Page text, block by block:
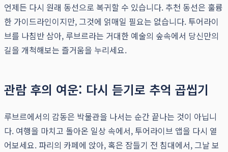
언제든 다시 원래 동선으로 복귀할 수 있습니다. 추천 동선은 훌륭
한 가이드라인이지만, 그것에 얽매일 필요는 없습니다. 투어라이
브를 나침반 삼아, 루브르라는 거대한 예술의 숲속에서 당신만의
길을 개척해보는 즐거움을 누리세요.
관람 후의 여운: 다시 듣기로 추억 곱씹기
루브르에서의 감동은 박물관을 나서는 순간 끝나는 것이 아닙니
다. 여행을 마치고 돌아온 일상 속에서, 투어라이브 앱을 다시 열
어보세요. 파리의 카페에 앉아, 혹은 잠들기 전 침대에서, 그날 보